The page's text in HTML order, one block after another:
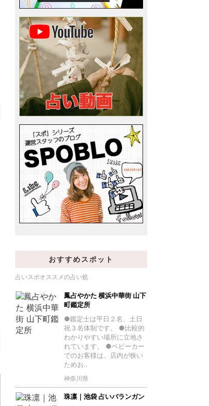
おすすめスポット
占いスポオススメの占い処
鳳占やかた 横浜中華街 山下
町鑑定所
●鑑定士は平日２名、土日
祝３名体制です。 ●比較的
わかりやすい場所に立地さ
れています。 ●ベビーカー
でのお客様は、店内が狭い
ためお..
神奈川県
珠凛｜池袋 占いバランガン